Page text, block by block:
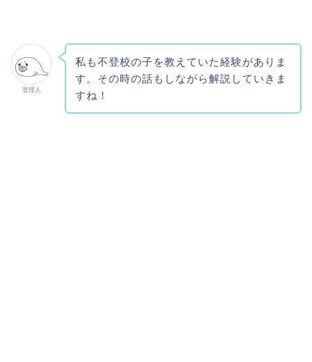
管理人
私も不登校の子を教えていた経験がありま
す。その時の話もしながら解説していきま
すね！